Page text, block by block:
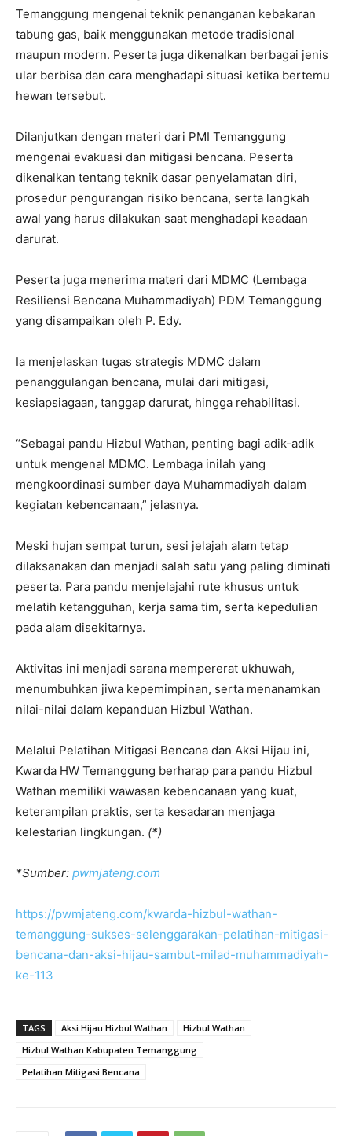
Temanggung mengenai teknik penanganan kebakaran
tabung gas, baik menggunakan metode tradisional
maupun modern. Peserta juga dikenalkan berbagai jenis
ular berbisa dan cara menghadapi situasi ketika bertemu
hewan tersebut.
Dilanjutkan dengan materi dari PMI Temanggung
mengenai evakuasi dan mitigasi bencana. Peserta
dikenalkan tentang teknik dasar penyelamatan diri,
prosedur pengurangan risiko bencana, serta langkah
awal yang harus dilakukan saat menghadapi keadaan
darurat.
Peserta juga menerima materi dari MDMC (Lembaga
Resiliensi Bencana Muhammadiyah) PDM Temanggung
yang disampaikan oleh P. Edy.
Ia menjelaskan tugas strategis MDMC dalam
penanggulangan bencana, mulai dari mitigasi,
kesiapsiagaan, tanggap darurat, hingga rehabilitasi.
“Sebagai pandu Hizbul Wathan, penting bagi adik-adik
untuk mengenal MDMC. Lembaga inilah yang
mengkoordinasi sumber daya Muhammadiyah dalam
kegiatan kebencanaan,” jelasnya.
Meski hujan sempat turun, sesi jelajah alam tetap
dilaksanakan dan menjadi salah satu yang paling diminati
peserta. Para pandu menjelajahi rute khusus untuk
melatih ketangguhan, kerja sama tim, serta kepedulian
pada alam disekitarnya.
Aktivitas ini menjadi sarana mempererat ukhuwah,
menumbuhkan jiwa kepemimpinan, serta menanamkan
nilai-nilai dalam kepanduan Hizbul Wathan.
Melalui Pelatihan Mitigasi Bencana dan Aksi Hijau ini,
Kwarda HW Temanggung berharap para pandu Hizbul
Wathan memiliki wawasan kebencanaan yang kuat,
keterampilan praktis, serta kesadaran menjaga
kelestarian lingkungan. (*)
*Sumber: pwmjateng.com
https://pwmjateng.com/kwarda-hizbul-wathan-
temanggung-sukses-selenggarakan-pelatihan-mitigasi-
bencana-dan-aksi-hijau-sambut-milad-muhammadiyah-
ke-113
TAGS Aksi Hijau Hizbul Wathan
Hizbul Wathan
Hizbul Wathan Kabupaten Temanggung
Pelatihan Mitigasi Bencana